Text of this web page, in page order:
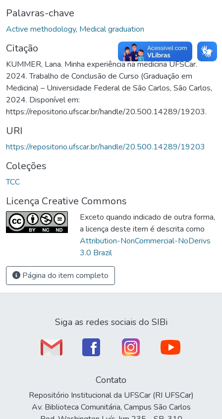
Palavras-chave
Active methodology, Medical graduation
Citação
KUMMER, Lana. Minha experiência na medicina UFSCar.
2024. Trabalho de Conclusão de Curso (Graduação em
Medicina) – Universidade Federal de São Carlos, São Carlos,
2024. Disponível em:
https://repositorio.ufscar.br/handle/20.500.14289/19203.
URI
https://repositorio.ufscar.br/handle/20.500.14289/19203
Coleções
TCC
Licença Creative Commons
Exceto quando indicado de outra forma,
a licença deste item é descrita como
Attribution-NonCommercial-NoDerivs
3.0 Brazil
Página do item completo
Siga as redes sociais do SIBi
Contato
Repositório Institucional da UFSCar (RI UFSCar)
Av. Biblioteca Comunitária, Campus São Carlos